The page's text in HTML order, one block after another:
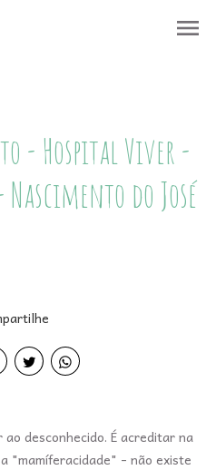
menu
- Hospital Viver -
Nascimento do José
desconhecido. É acreditar na
"mamíferacidade" - não existe